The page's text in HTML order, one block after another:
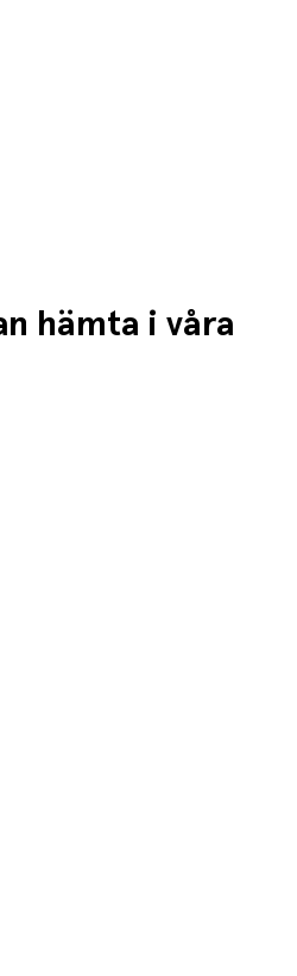
hämta i våra